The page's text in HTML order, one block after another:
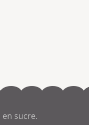
en sucre.